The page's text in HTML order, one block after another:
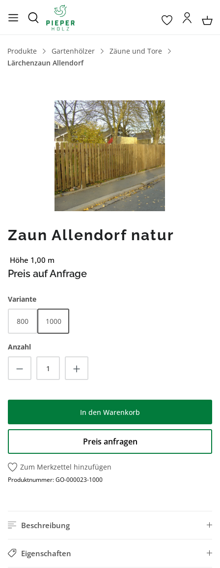
Produkte Gartenhölzer
Zäune und Tore
Lärchenzaun Allendorf
Bildergalerie überspringen
Zaun Allendorf natur
Höhe 1,00 m
Preis auf Anfrage
Varianteauswählen
800 1000
Anzahl
Produkt Anzahl: Gib den gewünschten
In den Warenkorb
Preis anfragen
Zum Merkzettel hinzufügen
Produktnummer:GO-000023-1000
Beschreibung
Eigenschaften